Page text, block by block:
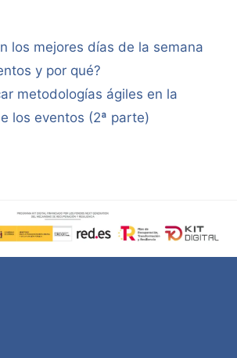
los mejores días de la semana
y por qué?
metodologías ágiles en la
los eventos (2ª parte)